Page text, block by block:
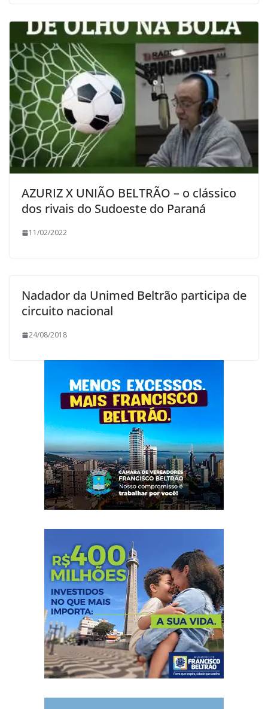
AZURIZ X UNIÃO BELTRÃO – o clássico
dos rivais do Sudoeste do Paraná
11/02/2022
Nadador da Unimed Beltrão participa de
circuito nacional
24/08/2018